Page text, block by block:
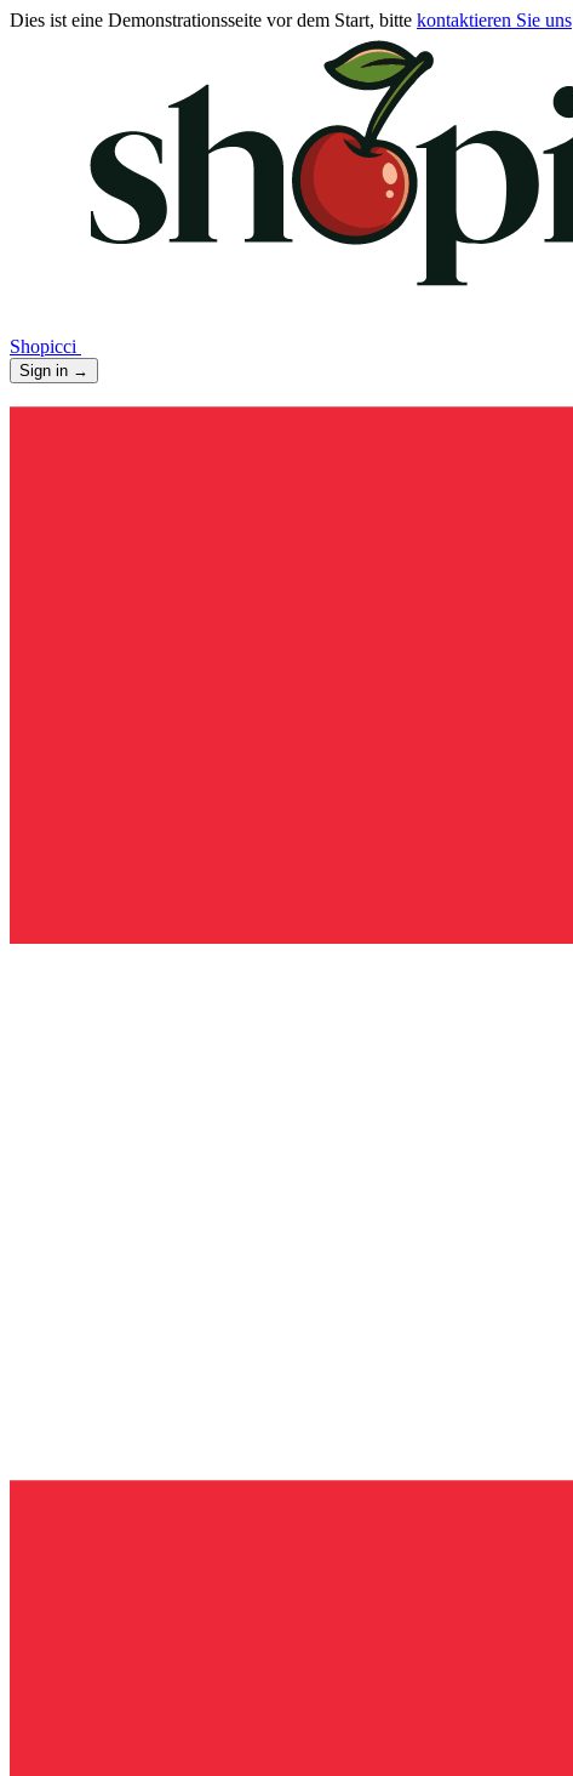
Dies ist eine Demonstrationsseite vor dem Start, bitte kontaktieren Sie uns
Shopicci
Sign in →